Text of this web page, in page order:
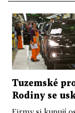
Tuzemské
Rodiny se